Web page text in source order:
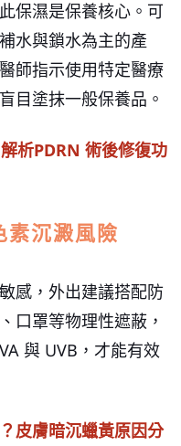
保濕是保養核心。可
水與鎖水為主的產
師指示使用特定醫療
目塗抹一般保養品。
析PDRN 術後修復功
素沉澱風險
感，外出建議搭配防
口罩等物理性遮蔽，
與 UVB，才能有效
皮膚暗沉蠟黃原因分